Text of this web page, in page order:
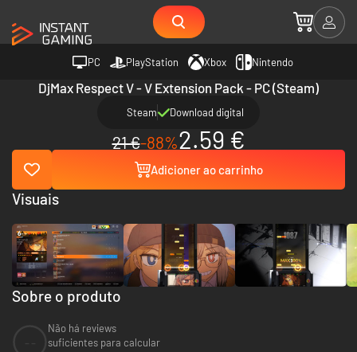
PC PlayStation Xbox Nintendo
DjMax Respect V - V Extension Pack - PC (Steam)
Steam Download digital
21 €-88%2.59 €
Adicioner ao carrinho
Sobre o produto
Não há reviews
suficientes para calcular
Visuais